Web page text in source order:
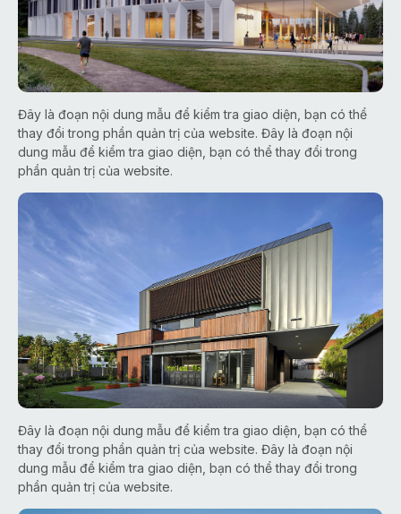
Đây là đoạn nội dung mẫu để kiểm tra giao diện, bạn có thể
thay đổi trong phần quản trị của website. Đây là đoạn nội
dung mẫu để kiểm tra giao diện, bạn có thể thay đổi trong
phần quản trị của website.
Đây là đoạn nội dung mẫu để kiểm tra giao diện, bạn có thể
thay đổi trong phần quản trị của website. Đây là đoạn nội
dung mẫu để kiểm tra giao diện, bạn có thể thay đổi trong
phần quản trị của website.